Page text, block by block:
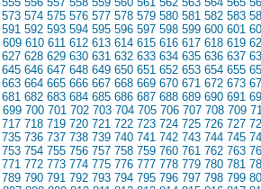
573 574 575 576 577 578 579 580 581 582 583
591 592 593 594 595 596 597 598 599 600 601
609 610 611 612 613 614 615 616 617 618 619
627 628 629 630 631 632 633 634 635 636 637
645 646 647 648 649 650 651 652 653 654 655
663 664 665 666 667 668 669 670 671 672 673
681 682 683 684 685 686 687 688 689 690 691
699 700 701 702 703 704 705 706 707 708 709
717 718 719 720 721 722 723 724 725 726 727
735 736 737 738 739 740 741 742 743 744 745
753 754 755 756 757 758 759 760 761 762 763
771 772 773 774 775 776 777 778 779 780 781
789 790 791 792 793 794 795 796 797 798 799